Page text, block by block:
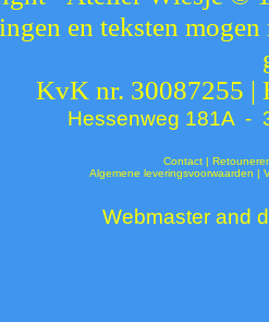
en teksten
KvK nr. 30087255 |
Hessenweg 181A -
Contact|
Algemene leveringsvoorwaarden |
Webmaster and